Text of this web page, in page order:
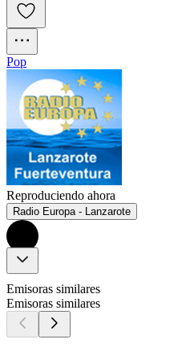
Pop
Reproduciendo ahora
Radio Europa - Lanzarote
Emisoras similares
Emisoras similares